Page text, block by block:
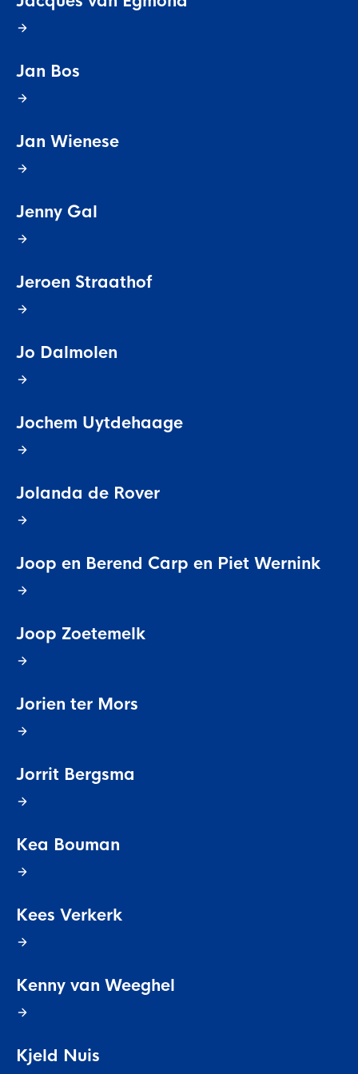
Jan Bos
Jan Wienese
Jenny Gal
Jeroen Straathof
Jo Dalmolen
Jochem Uytdehaage
Jolanda de Rover
Joop en Berend Carp en Piet Wernink
Joop Zoetemelk
Jorien ter Mors
Jorrit Bergsma
Kea Bouman
Kees Verkerk
Kenny van Weeghel
Kjeld Nuis